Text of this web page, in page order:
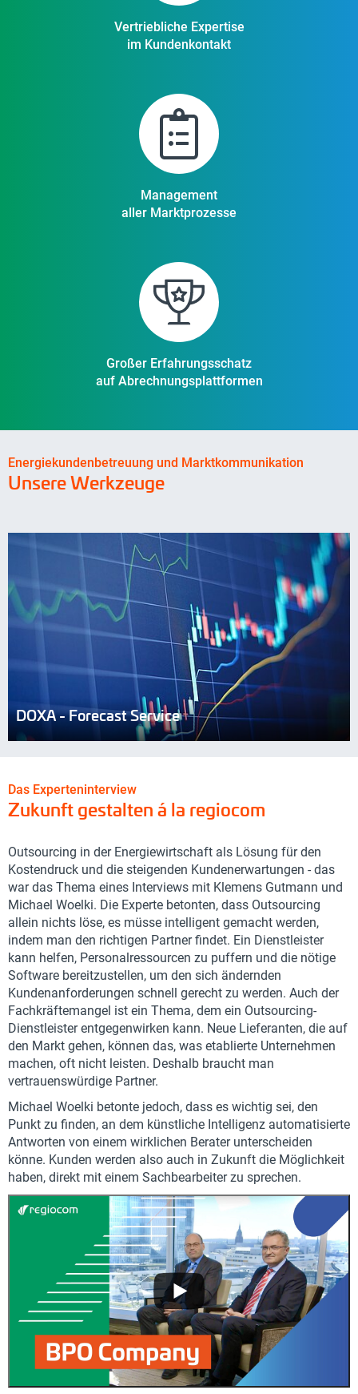
Vertriebliche Expertise
im Kundenkontakt
Management
aller Marktprozesse
Großer Erfahrungsschatz
auf Abrechnungsplattformen
Energiekundenbetreuung und Marktkommunikation
Unsere Werkzeuge
DOXA - Forecast Service
Das Experteninterview
Zukunft gestalten á la regiocom
Outsourcing in der Energiewirtschaft als Lösung für den
Kostendruck und die steigenden Kundenerwartungen - das
war das Thema eines Interviews mit Klemens Gutmann und
Michael Woelki. Die Experte betonten, dass Outsourcing
allein nichts löse, es müsse intelligent gemacht werden,
indem man den richtigen Partner findet. Ein Dienstleister
kann helfen, Personalressourcen zu puffern und die nötige
Software bereitzustellen, um den sich ändernden
Kundenanforderungen schnell gerecht zu werden. Auch der
Fachkräftemangel ist ein Thema, dem ein Outsourcing-
Dienstleister entgegenwirken kann. Neue Lieferanten, die auf
den Markt gehen, können das, was etablierte Unternehmen
machen, oft nicht leisten. Deshalb braucht man
vertrauenswürdige Partner.
Michael Woelki betonte jedoch, dass es wichtig sei, den
Punkt zu finden, an dem künstliche Intelligenz automatisierte
Antworten von einem wirklichen Berater unterscheiden
könne. Kunden werden also auch in Zukunft die Möglichkeit
haben, direkt mit einem Sachbearbeiter zu sprechen.